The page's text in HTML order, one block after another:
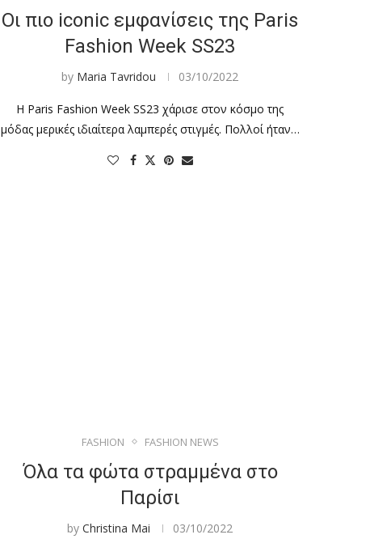
Οι πιο iconic εμφανίσεις της Paris
Fashion Week SS23
by Maria Tavridou 03/10/2022
Η Paris Fashion Week SS23 χάρισε στον κόσμο της
μόδας μερικές ιδιαίτερα λαμπερές στιγμές. Πολλοί ήταν…
FASHION FASHION NEWS
Όλα τα φώτα στραμμένα στο
Παρίσι
byChristina Mai 03/10/2022